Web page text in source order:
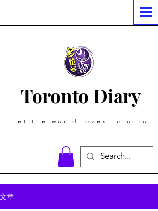
Toronto Diary
Let the world loves Toronto
文章